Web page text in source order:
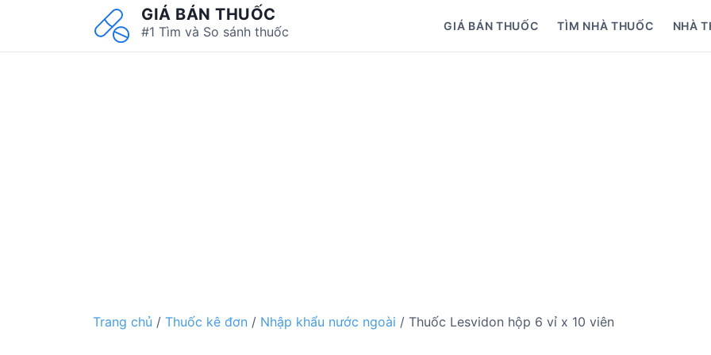
GIÁ BÁN THUỐC
#1 Tìm và So sánh thuốc GIÁ BÁN THUỐC TÌM NHÀ THUỐC NHÀ
Trang chủ / Thuốc kê đơn / Nhập khẩu nước ngoài / Thuốc Lesvidon hộp 6 vỉ x 10 viên